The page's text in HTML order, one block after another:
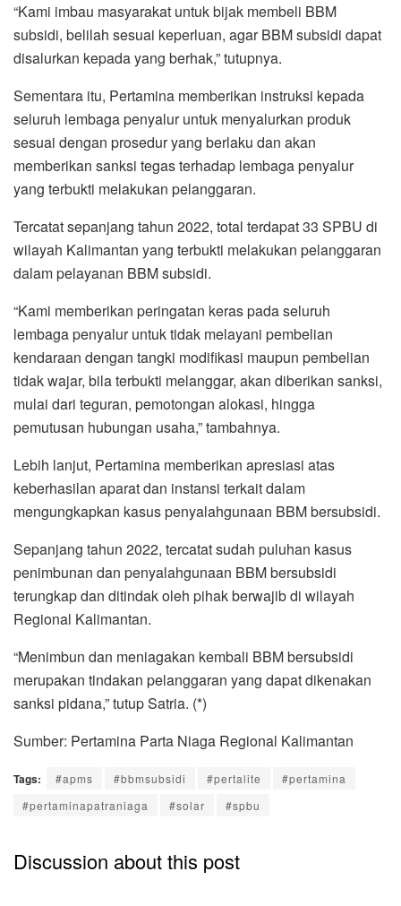
“Kami imbau masyarakat untuk bijak membeli BBM
subsidi, belilah sesuai keperluan, agar BBM subsidi dapat
disalurkan kepada yang berhak,” tutupnya.
Sementara itu, Pertamina memberikan instruksi kepada
seluruh lembaga penyalur untuk menyalurkan produk
sesuai dengan prosedur yang berlaku dan akan
memberikan sanksi tegas terhadap lembaga penyalur
yang terbukti melakukan pelanggaran.
Tercatat sepanjang tahun 2022, total terdapat 33 SPBU di
wilayah Kalimantan yang terbukti melakukan pelanggaran
dalam pelayanan BBM subsidi.
“Kami memberikan peringatan keras pada seluruh
lembaga penyalur untuk tidak melayani pembelian
kendaraan dengan tangki modifikasi maupun pembelian
tidak wajar, bila terbukti melanggar, akan diberikan sanksi,
mulai dari teguran, pemotongan alokasi, hingga
pemutusan hubungan usaha,” tambahnya.
Lebih lanjut, Pertamina memberikan apresiasi atas
keberhasilan aparat dan instansi terkait dalam
mengungkapkan kasus penyalahgunaan BBM bersubsidi.
Sepanjang tahun 2022, tercatat sudah puluhan kasus
penimbunan dan penyalahgunaan BBM bersubsidi
terungkap dan ditindak oleh pihak berwajib di wilayah
Regional Kalimantan.
“Menimbun dan meniagakan kembali BBM bersubsidi
merupakan tindakan pelanggaran yang dapat dikenakan
sanksi pidana,” tutup Satria. (*)
Sumber: Pertamina Parta Niaga Regional Kalimantan
Tags: #apms #bbmsubsidi #pertalite
#pertamina
#pertaminapatraniaga
#solar #spbu
Discussion about this post